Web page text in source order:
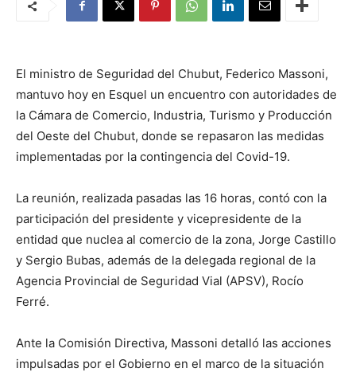
El ministro de Seguridad del Chubut, Federico Massoni,
mantuvo hoy en Esquel un encuentro con autoridades de
la Cámara de Comercio, Industria, Turismo y Producción
del Oeste del Chubut, donde se repasaron las medidas
implementadas por la contingencia del Covid-19.
La reunión, realizada pasadas las 16 horas, contó con la
participación del presidente y vicepresidente de la
entidad que nuclea al comercio de la zona, Jorge Castillo
y Sergio Bubas, además de la delegada regional de la
Agencia Provincial de Seguridad Vial (APSV), Rocío
Ferré.
Ante la Comisión Directiva, Massoni detalló las acciones
impulsadas por el Gobierno en el marco de la situación